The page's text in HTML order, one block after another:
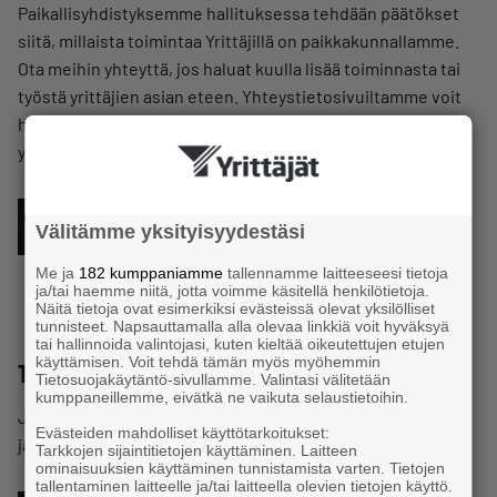
Paikallisyhdistyksemme hallituksessa tehdään päätökset
siitä, millaista toimintaa Yrittäjillä on paikkakunnallamme.
Ota meihin yhteyttä, jos haluat kuulla lisää toiminnasta tai
työstä yrittäjien asian eteen. Yhteystietosivuiltamme voit
hakea myös koko maanlaajuisen yrittäjäjärjestön
yhteystietoja.
YHTEYSTIETOIHIN
Tutustu jäsenetuihimme
Jäsenenämme olet oikeutettu moniin rahanarvoisiin
jäsenetuihin. Katso, mitä kaikkea jäsenetuihimme kuuluu.
Välitämme yksityisyydestäsi
Me ja 182 kumppaniamme tallennamme laitteeseesi tietoja
ja/tai haemme niitä, jotta voimme käsitellä henkilötietoja.
Näitä tietoja ovat esimerkiksi evästeissä olevat yksilölliset
tunnisteet. Napsauttamalla alla olevaa linkkiä voit hyväksyä
tai hallinnoida valintojasi, kuten kieltää oikeutettujen etujen
käyttämisen. Voit tehdä tämän myös myöhemmin
Tietosuojakäytäntö-sivullamme. Valintasi välitetään
kumppaneillemme, eivätkä ne vaikuta selaustietoihin.
Evästeiden mahdolliset käyttötarkoitukset:
Tarkkojen sijaintitietojen käyttäminen. Laitteen
ominaisuuksien käyttäminen tunnistamista varten. Tietojen
tallentaminen laitteelle ja/tai laitteella olevien tietojen käyttö.